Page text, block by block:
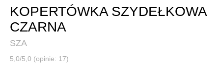
KOPERTÓWKA SZYDEŁKOWA
CZARNA
SZA
5,0/5,0 (opinie: 17)